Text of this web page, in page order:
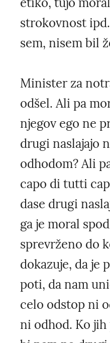
strokovnost
sem, nisem bil
Minister za
odšel. Ali pa
njegov ego ne
drugi naslajajo
odhodom? Ali
capo di tutti
dase drugi
ga je moral
sprevrženo do
dokazuje, da je
poti, da nam
celo odstop ni
ni odhod. Ko jih